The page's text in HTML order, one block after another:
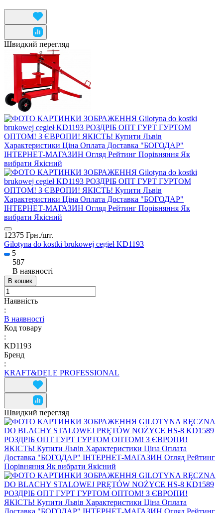
Швидкий перегляд
12375 Грн./шт.
Gilotyna do kostki brukowej cegieł KD1193
5
587
В наявності
В кошик
Наявність
:
В наявності
Код товару
:
KD1193
Бренд
:
KRAFT&DELE PROFESSIONAL
Швидкий перегляд